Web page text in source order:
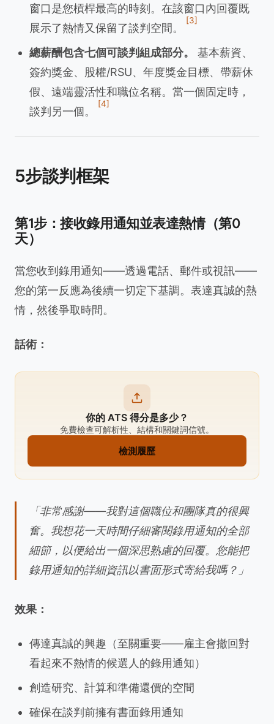
窗口是您槓桿最高的時刻。在該窗口內回覆既
展示了熱情又保留了談判空間。
[3]
總薪酬包含七個可談判組成部分。
基本薪資、
簽約獎金、股權/RSU、年度獎金目標、帶薪休
假、遠端靈活性和職位名稱。當一個固定時，
談判另一個。
[4]
5步談判框架
第1步：接收錄用通知並表達熱情（第0
天）
當您收到錄用通知——透過電話、郵件或視訊——
您的第一反應為後續一切定下基調。表達真誠的熱
情，然後爭取時間。
話術：
你的 ATS 得分是多少？
免費檢查可解析性、結構和關鍵詞信號。
檢測履歷
「非常感謝——我對這個職位和團隊真的很興
奮。我想花一天時間仔細審閱錄用通知的全部
細節，以便給出一個深思熟慮的回覆。您能把
錄用通知的詳細資訊以書面形式寄給我嗎？」
效果：
傳達真誠的興趣（至關重要——雇主會撤回對
看起來不熱情的候選人的錄用通知）
創造研究、計算和準備還價的空間
確保在談判前擁有書面錄用通知